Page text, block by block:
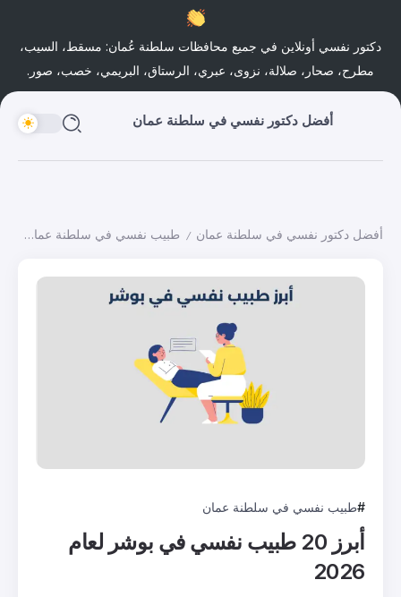
دكتور نفسي أونلاين في جميع محافظات سلطنة عُمان: مسقط، السيب،
مطرح، صحار، صلالة، نزوى، عبري، الرستاق، البريمي، خصب، صور.
أفضل دكتور نفسي في سلطنة عمان
أفضل دكتور نفسي في سلطنة عمان / طبيب نفسي في سلطنة عمان
طبيب نفسي في سلطنة عمان
أبرز 20 طبيب نفسي في بوشر لعام
2026